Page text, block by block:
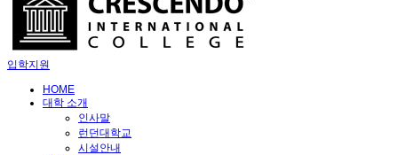
입학지원
HOME
대학 소개
인사말
런던대학교
시설안내